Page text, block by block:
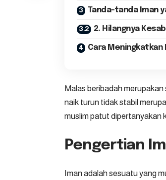
Tanda-tanda Iman
2. Hilangnya
Cara Meningkatkan
Malas beribadah
naik turun tidak stabil
muslim patut dipertanyakan
Pengertian
Iman adalah sesuatu yang